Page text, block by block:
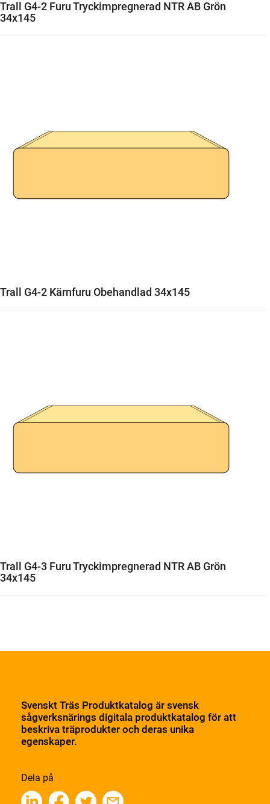
Trall G4-2 Furu Tryckimpregnerad NTR AB Grön
34x145
Trall G4-2 Kärnfuru Obehandlad 34x145
Trall G4-3 Furu Tryckimpregnerad NTR AB Grön
34x145
Svenskt Träs Produktkatalog är svensk
sågverksnärings digitala produktkatalog för att
beskriva träprodukter och deras unika
egenskaper.
Dela på